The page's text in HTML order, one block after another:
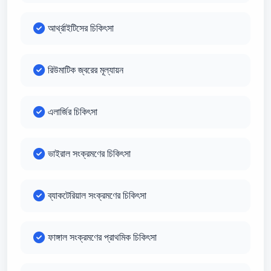
আর্থ্রাইটিসের চিকিৎসা
রিউমাটিক জ্বরের মূল্যায়ন
এলার্জির চিকিৎসা
ভাইরাল সংক্রমণের চিকিৎসা
ব্যাকটেরিয়াল সংক্রমণের চিকিৎসা
ফাঙ্গাল সংক্রমণের প্রাথমিক চিকিৎসা